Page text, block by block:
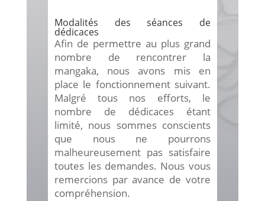
Modalités des séances de
dédicaces
Afin de permettre au plus grand
nombre de rencontrer la
mangaka, nous avons mis en
place le fonctionnement suivant.
Malgré tous nos efforts, le
nombre de dédicaces étant
limité, nous sommes conscients
que nous ne pourrons
malheureusement pas satisfaire
toutes les demandes. Nous vous
remercions par avance de votre
compréhension.